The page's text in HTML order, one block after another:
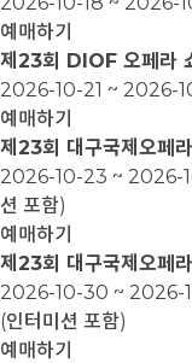
예매하기
제23회 DIOF 오페라
2026-10-21 ~ 2026-
예매하기
제23회 대구국제오페
2026-10-23 ~ 2026-
션 포함)
예매하기
제23회 대구국제오페
2026-10-30 ~ 2026-
(인터미션 포함)
예매하기